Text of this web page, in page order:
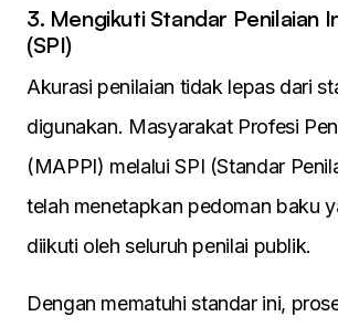
3. Mengikuti Standar Penilaian
(SPI)
Akurasi penilaian tidak lepas dari
digunakan. Masyarakat Profesi
(MAPPI) melalui SPI (Standar
telah menetapkan pedoman baku
diikuti oleh seluruh penilai publik.
Dengan mematuhi standar ini,